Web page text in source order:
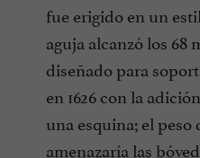
fue erigido en un
aguja alcanzó los 68
diseñado para
en 1626 con la
una esquina; el peso
amenazaría las